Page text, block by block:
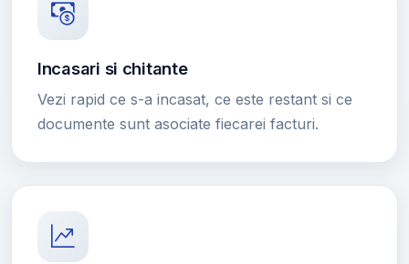
Incasari si chitante
Vezi rapid ce s-a incasat, ce este restant si ce
documente sunt asociate fiecarei facturi.